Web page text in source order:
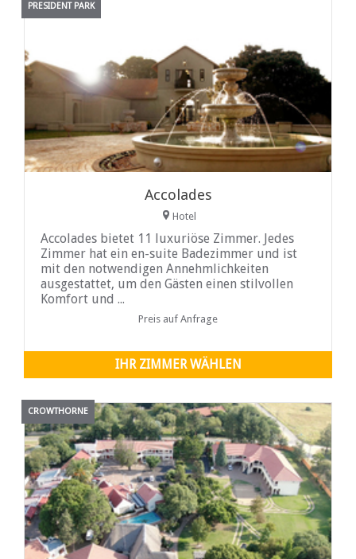
PRESIDENT PARK
Accolades
Hotel
Accolades bietet 11 luxuriöse Zimmer. Jedes
Zimmer hat ein en-suite Badezimmer und ist
mit den notwendigen Annehmlichkeiten
ausgestattet, um den Gästen einen stilvollen
Komfort und ...
Preis auf Anfrage
IHR ZIMMER WÄHLEN
CROWTHORNE